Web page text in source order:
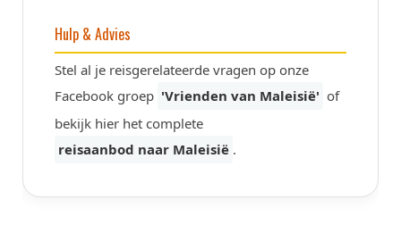
Hulp & Advies
Stel al je reisgerelateerde vragen op onze
Facebook groep 'Vrienden van Maleisië' of
bekijk hier het complete
reisaanbod naar Maleisië .